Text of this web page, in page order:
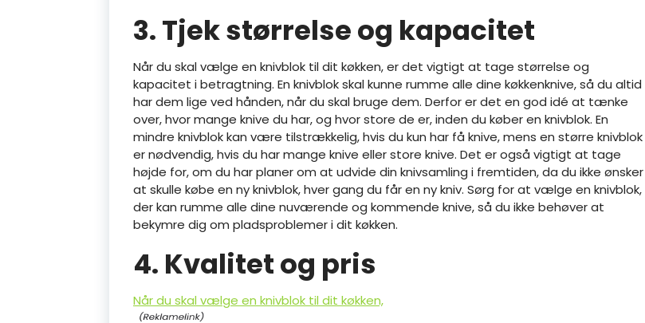
3. Tjek størrelse og kapacitet
Når du skal vælge en knivblok til dit køkken, er det vigtigt at tage størrelse og
kapacitet i betragtning. En knivblok skal kunne rumme alle dine køkkenknive, så du altid
har dem lige ved hånden, når du skal bruge dem. Derfor er det en god idé at tænke
over, hvor mange knive du har, og hvor store de er, inden du køber en knivblok. En
mindre knivblok kan være tilstrækkelig, hvis du kun har få knive, mens en større knivblok
er nødvendig, hvis du har mange knive eller store knive. Det er også vigtigt at tage
højde for, om du har planer om at udvide din knivsamling i fremtiden, da du ikke ønsker
at skulle købe en ny knivblok, hver gang du får en ny kniv. Sørg for at vælge en knivblok,
der kan rumme alle dine nuværende og kommende knive, så du ikke behøver at
bekymre dig om pladsproblemer i dit køkken.
4. Kvalitet og pris
Når du skal vælge en knivblok til dit køkken,